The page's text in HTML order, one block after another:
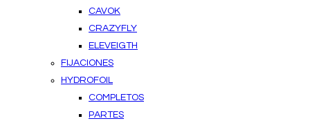
CAVOK
CRAZYFLY
ELEVEIGTH
FIJACIONES
HYDROFOIL
COMPLETOS
PARTES